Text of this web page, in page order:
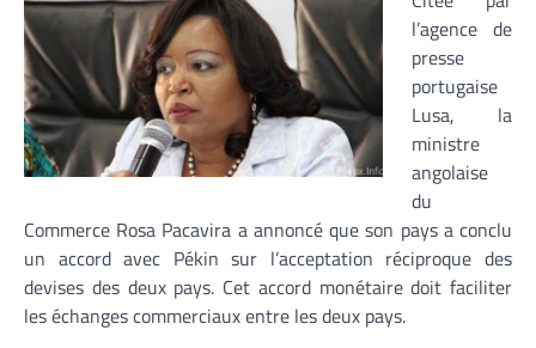
l’agence de
presse
portugaise
Lusa, la
ministre
angolaise
du
Commerce Rosa Pacavira a annoncé que son pays a conclu
un accord avec Pékin sur l’acceptation réciproque des
devises des deux pays. Cet accord monétaire doit faciliter
les échanges commerciaux entre les deux pays.